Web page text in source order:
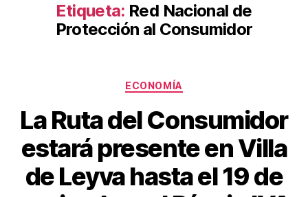
Etiqueta: Red Nacional de
Protección al Consumidor
Categorías
ECONOMÍA
La Ruta del Consumidor
estará presente en Villa
de Leyva hasta el 19 de